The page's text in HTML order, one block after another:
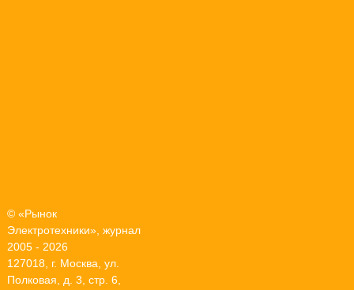
© «Рынок
Электротехники», журнал
2005 - 2026
127018, г. Москва, ул.
Полковая, д. 3, стр. 6,